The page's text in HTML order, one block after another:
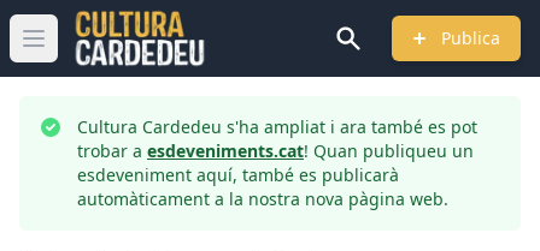
Obrir menú principal Publica
Cultura Cardedeu s'ha ampliat i ara també es pot
trobar a esdeveniments.cat! Quan publiqueu un
esdeveniment aquí, també es publicarà
automàticament a la nostra nova pàgina web.